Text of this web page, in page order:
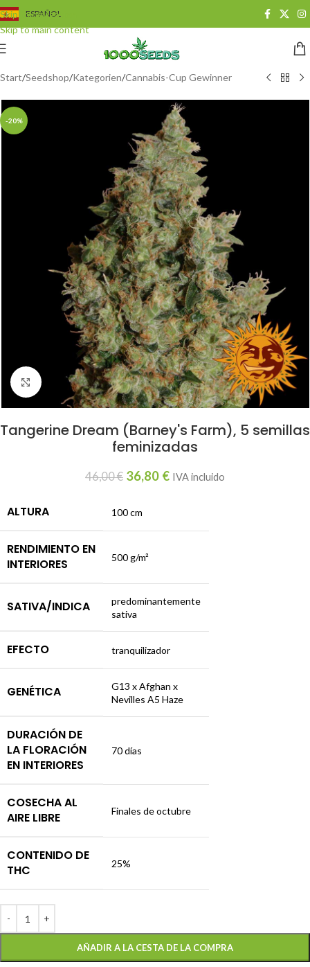
Skip to navigation
Skip to main content
ESPAÑOL
Start/Seedshop/Kategorien/Cannabis-Cup Gewinner
-20%
Haga clic para ampliar
Tangerine Dream (Barney's Farm), 5 semillas
feminizadas
46,00€ 36,80 € IVA incluido
ALTURA 100 cm
RENDIMIENTO EN
INTERIORES
500 g/m²
SATIVA/INDICA
predominantemente
sativa
EFECTO tranquilizador
GENÉTICA
G13 x Afghan x
Nevilles A5 Haze
DURACIÓN DE
LA FLORACIÓN
EN INTERIORES
70 días
COSECHA AL
AIRE LIBRE
Finales de octubre
CONTENIDO DE
THC
25%
AÑADIR A LA CESTA DE LA COMPRA